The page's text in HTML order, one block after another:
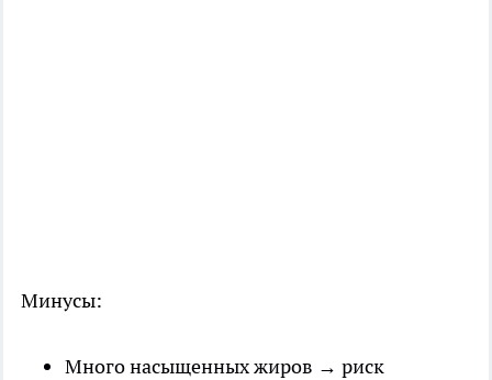
Минусы:
Много насыщенных жиров → риск